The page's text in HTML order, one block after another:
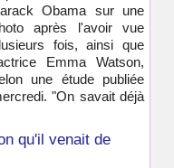
Obama sur une
après l'avoir vue
fois, ainsi que
Emma Watson,
une étude publiée
"On savait déjà
qu'il venait de